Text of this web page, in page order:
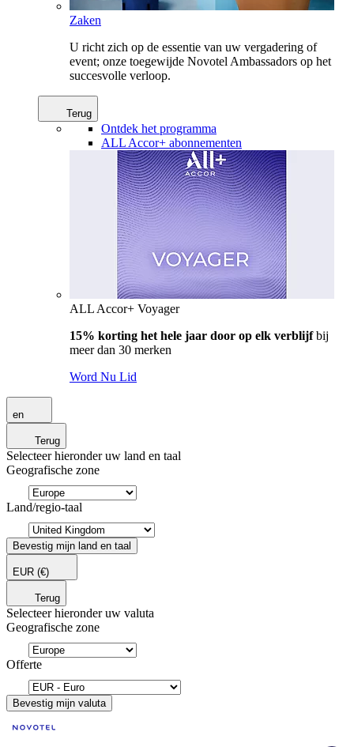
Zaken
U richt zich op de essentie van uw vergadering of
event; onze toegewijde Novotel Ambassadors op het
succesvolle verloop.
Terug
Ontdek het programma
ALL Accor+ abonnementen
ALL Accor+ Voyager
15% korting het hele jaar door op elk verblijfbij
meer dan 30 merken
Word Nu Lid
en
Terug
Selecteer hieronder uw land en taal
Geografische zone
Land/regio-taal
Bevestig mijn land en taal
EUR (€)
Terug
Selecteer hieronder uw valuta
Geografische zone
Offerte
Bevestig mijn valuta